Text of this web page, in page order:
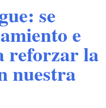
se
e
reforzar la
nuestra